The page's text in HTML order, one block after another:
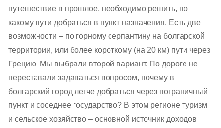
путешествие в прошлое, необходимо решить, по
какому пути добраться в пункт назначения. Есть две
возможности – по горному серпантину на болгарской
территории, или более короткому (на 20 км) пути через
Грецию. Мы выбрали второй вариант. По дороге не
переставали задаваться вопросом, почему в
болгарский город легче добраться через пограничный
пункт и соседнее государство? В этом регионе туризм
и сельское хозяйство – основной источник доходов